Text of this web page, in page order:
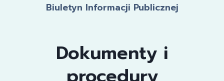
Biuletyn Informacji Publicznej
Dokumenty i